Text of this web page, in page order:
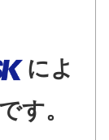
によ
す。